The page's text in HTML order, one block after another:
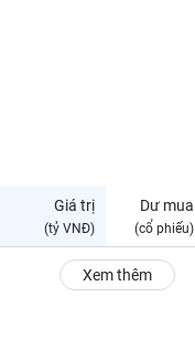
Giá trị
(tỷ VNĐ)
Dư mua
(cổ phiếu)
Xem thêm